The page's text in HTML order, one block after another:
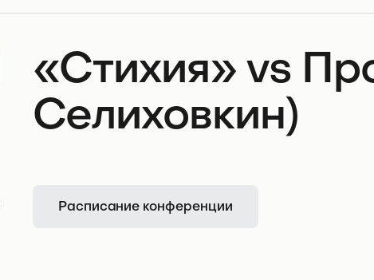
«Стихия» vs
Селиховкин)
Расписание конференции